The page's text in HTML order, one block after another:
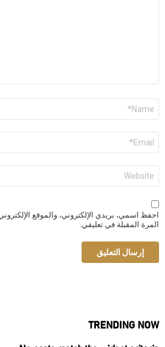
الاسم
البريد
الإلكتروني
*
الموقع
الإلكتروني
احفظ اسمي، بريدي الإلكتروني، والموقع
المرة المقبلة في تعليقي.
TRENDING NOW